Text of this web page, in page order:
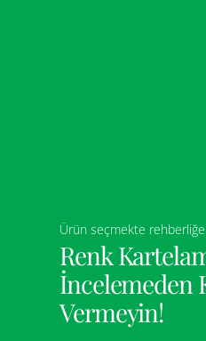
Ürün seçmekte rehberliğe
Renk
İncelemeden
Vermeyin!